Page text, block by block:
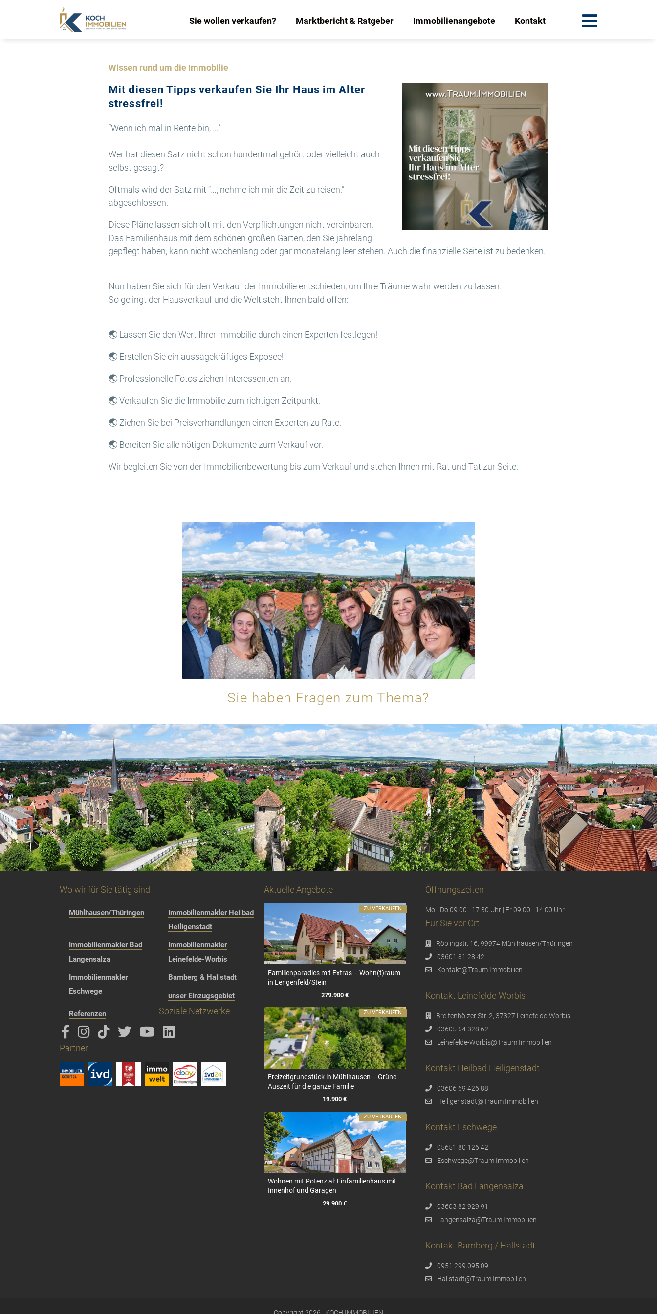
Sie wollen verkaufen? Marktbericht & Ratgeber Immobilienangebote Kontakt
Wissen rund um die Immobilie
Mit diesen Tipps verkaufen Sie Ihr Haus im Alter
stressfrei!
“Wenn ich mal in Rente bin, …”
Wer hat diesen Satz nicht schon hundertmal gehört oder vielleicht auch
selbst gesagt?
Oftmals wird der Satz mit “…, nehme ich mir die Zeit zu reisen.”
abgeschlossen.
Diese Pläne lassen sich oft mit den Verpflichtungen nicht vereinbaren.
Das Familienhaus mit dem schönen großen Garten, den Sie jahrelang
gepflegt haben, kann nicht wochenlang oder gar monatelang leer stehen. Auch die finanzielle Seite ist zu bedenken.
Nun haben Sie sich für den Verkauf der Immobilie entschieden, um Ihre Träume wahr werden zu lassen.
So gelingt der Hausverkauf und die Welt steht Ihnen bald offen:
🌏 Lassen Sie den Wert Ihrer Immobilie durch einen Experten festlegen!
🌏 Erstellen Sie ein aussagekräftiges Exposee!
🌏 Professionelle Fotos ziehen Interessenten an.
🌏 Verkaufen Sie die Immobilie zum richtigen Zeitpunkt.
🌏 Ziehen Sie bei Preisverhandlungen einen Experten zu Rate.
🌏 Bereiten Sie alle nötigen Dokumente zum Verkauf vor.
Wir begleiten Sie von der Immobilienbewertung bis zum Verkauf und stehen Ihnen mit Rat und Tat zur Seite.
Sie haben Fragen zum Thema?
Wo wir für Sie tätig sind
Mühlhausen/Thüringen
Immobilienmakler Heilbad
Heiligenstadt
Immobilienmakler Bad
Langensalza
Immobilienmakler
Leinefelde-Worbis
Immobilienmakler
Eschwege
Bamberg & Hallstadt
unser Einzugsgebiet
Referenzen Soziale Netzwerke
Partner
Aktuelle Angebote
Familienparadies mit Extras – Wohn(t)raum
in Lengenfeld/Stein
279.900 €
ZU VERKAUFEN
Freizeitgrundstück in Mühlhausen – Grüne
Auszeit für die ganze Familie
19.900 €
ZU VERKAUFEN
Wohnen mit Potenzial: Einfamilienhaus mit
Innenhof und Garagen
29.900 €
ZU VERKAUFEN
Öffnungszeiten
Mo - Do 09:00 - 17:30 Uhr | Fr 09:00 - 14:00 Uhr
Für Sie vor Ort
Röblingstr. 16, 99974 Mühlhausen/Thüringen
03601 81 28 42
Kontakt@Traum.Immobilien
Kontakt Leinefelde-Worbis
Breitenhölzer Str. 2, 37327 Leinefelde-Worbis
03605 54 328 62
Leinefelde-Worbis@Traum.Immobilien
Kontakt Heilbad Heiligenstadt
03606 69 426 88
Heiligenstadt@Traum.Immobilien
Kontakt Eschwege
05651 80 126 42
Eschwege@Traum.Immobilien
Kontakt Bad Langensalza
03603 82 929 91
Langensalza@Traum.Immobilien
Kontakt Bamberg / Hallstadt
0951 299 095 09
Hallstadt@Traum.Immobilien
Copyright 2026 | KOCH IMMOBILIEN